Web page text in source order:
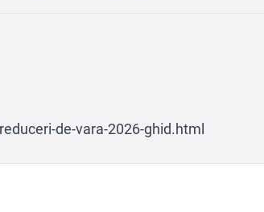
de-vara-2026-ghid.html